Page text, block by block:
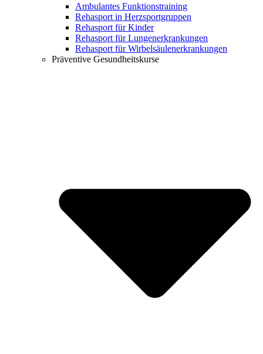
Ambulantes Funktionstraining
Rehasport in Herzsportgruppen
Rehasport für Kinder
Rehasport für Lungenerkrankungen
Rehasport für Wirbelsäulenerkrankungen
Präventive Gesundheitskurse